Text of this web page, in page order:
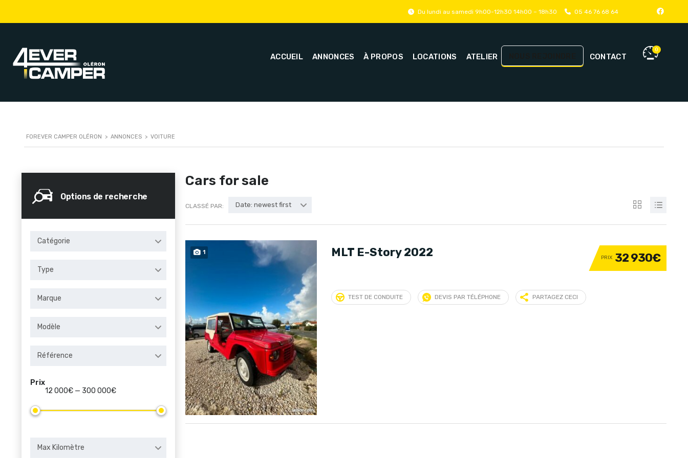
Du lundi au samedi 9h00-12h30 14h00 – 18h30 05 46 76 68 64
ACCUEIL ANNONCES À PROPOS LOCATIONS ATELIER CONTACT
0
FOREVER CAMPER OLÉRON > ANNONCES > VOITURE
Options de recherche
Catégorie
Type
Marque
Modèle
Référence
Prix
12 000€ — 300 000€
Max Kilomètre
Cars for sale
CLASSÉ PAR: Date: newest first
1
PRIX 32 930€
MLT E-Story 2022
TEST DE CONDUITE DEVIS PAR TÉLÉPHONE PARTAGEZ CECI